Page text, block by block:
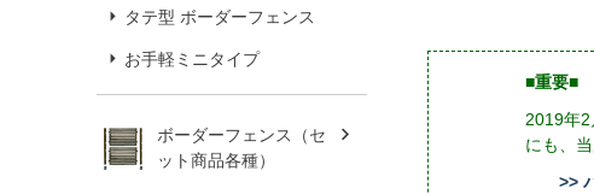
タテ型 ボーダーフェンス
お手軽ミニタイプ
ボーダーフェンス（セ
ット商品各種）
■重要■
2019年
にも、
>>